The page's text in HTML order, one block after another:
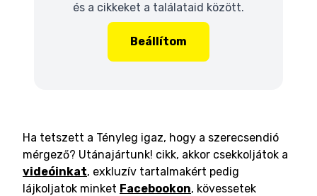
és a cikkeket a találataid között.
Beállítom
Ha tetszett a Tényleg igaz, hogy a szerecsendió
mérgező? Utánajártunk! cikk, akkor csekkoljátok a
videóinkat, exkluzív tartalmakért pedig
lájkoljatok minket Facebookon, kövessetek